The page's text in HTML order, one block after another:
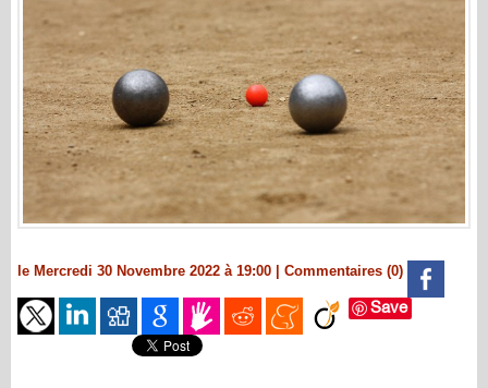
le Mercredi 30 Novembre 2022 à 19:00 Commentaires (0)
Save